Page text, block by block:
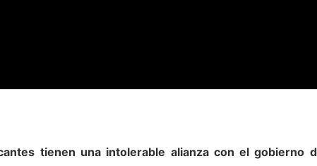
tienen una intolerable alianza con el